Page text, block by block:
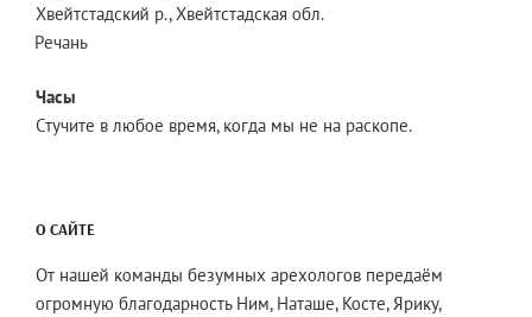
Хвейтстадский р., Хвейтстадская обл.
Речань
Часы
Стучите в любое время, когда мы не на раскопе.
О САЙТЕ
От нашей команды безумных арехологов передаём
огромную благодарность Ним, Наташе, Косте, Ярику,